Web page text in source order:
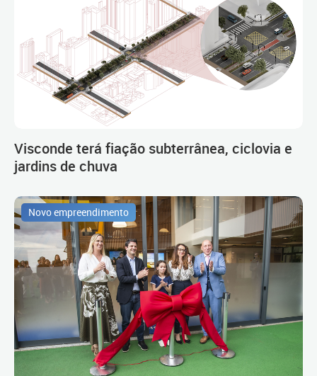
Visconde terá fiação subterrânea, ciclovia e
jardins de chuva
Novo empreendimento